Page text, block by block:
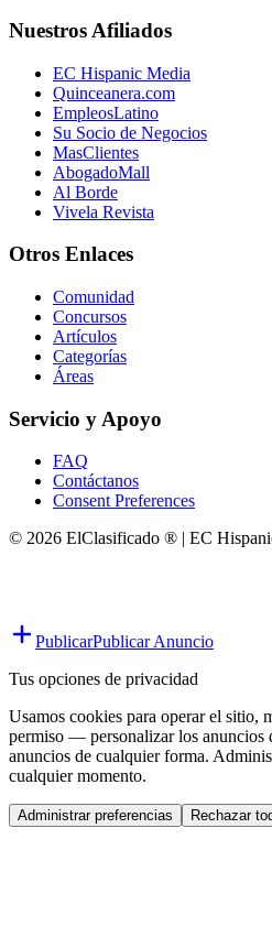
Nuestros Afiliados
EC Hispanic Media
Quinceanera.com
EmpleosLatino
Su Socio de Negocios
MasClientes
AbogadoMall
Al Borde
Vivela Revista
Otros Enlaces
Comunidad
Concursos
Artículos
Categorías
Áreas
Servicio y Apoyo
FAQ
Contáctanos
Consent Preferences
© 2026 ElClasificado ® | EC
PublicarPublicar Anuncio
Tus opciones de privacidad
Usamos cookies para operar el
permiso — personalizar los anuncios
anuncios de cualquier forma.
cualquier momento.
Administrar preferencias Rechazar